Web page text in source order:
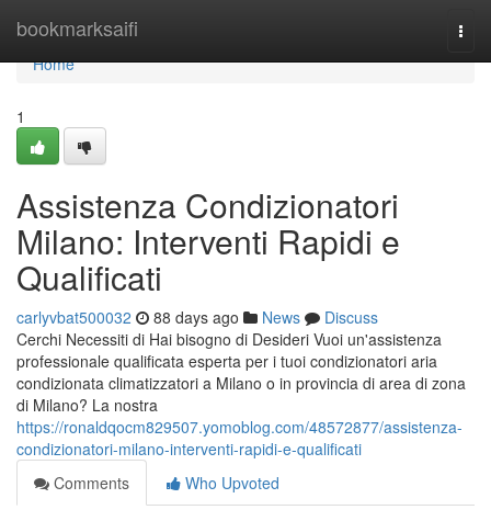
bookmarksaifi
Home
Home
1
Assistenza Condizionatori
Milano: Interventi Rapidi e
Qualificati
carlyvbat500032 88 days ago News
Discuss
Cerchi Necessiti di Hai bisogno di Desideri Vuoi un'assistenza
professionale qualificata esperta per i tuoi condizionatori aria
condizionata climatizzatori a Milano o in provincia di area di zona
di Milano? La nostra
https://ronaldqocm829507.yomoblog.com/48572877/assistenza-
condizionatori-milano-interventi-rapidi-e-qualificati
Comments
Who Upvoted